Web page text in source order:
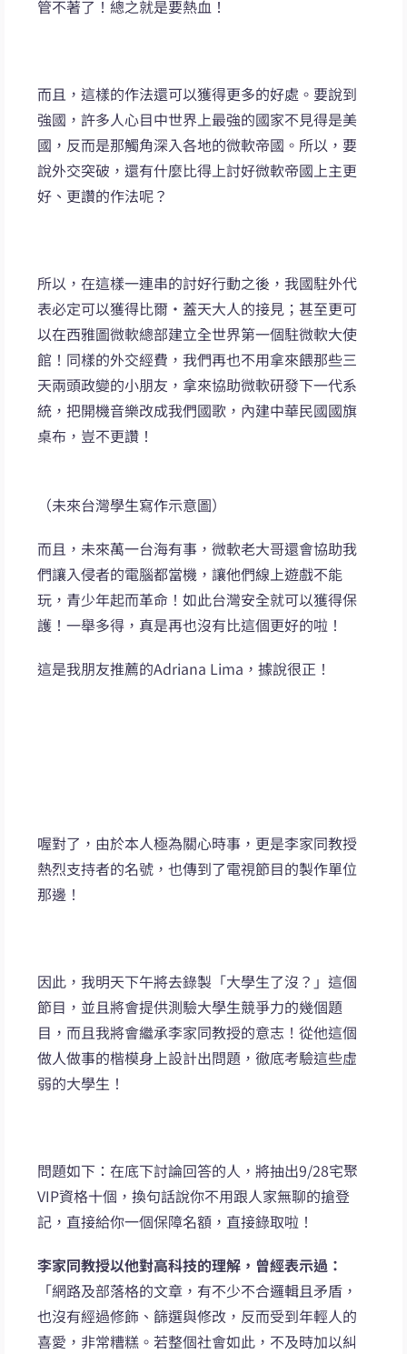
管不著了！總之就是要熱血！
而且，這樣的作法還可以獲得更多的好處。要說到
強國，許多人心目中世界上最強的國家不見得是美
國，反而是那觸角深入各地的微軟帝國。所以，要
說外交突破，還有什麼比得上討好微軟帝國上主更
好、更讚的作法呢？
所以，在這樣一連串的討好行動之後，我國駐外代
表必定可以獲得比爾‧蓋天大人的接見；甚至更可
以在西雅圖微軟總部建立全世界第一個駐微軟大使
館！同樣的外交經費，我們再也不用拿來餵那些三
天兩頭政變的小朋友，拿來協助微軟研發下一代系
統，把開機音樂改成我們國歌，內建中華民國國旗
桌布，豈不更讚！
（未來台灣學生寫作示意圖）
而且，未來萬一台海有事，微軟老大哥還會協助我
們讓入侵者的電腦都當機，讓他們線上遊戲不能
玩，青少年起而革命！如此台灣安全就可以獲得保
護！一舉多得，真是再也沒有比這個更好的啦！
這是我朋友推薦的Adriana Lima，據說很正！
喔對了，由於本人極為關心時事，更是李家同教授
熱烈支持者的名號，也傳到了電視節目的製作單位
那邊！
因此，我明天下午將去錄製「大學生了沒？」這個
節目，並且將會提供測驗大學生競爭力的幾個題
目，而且我將會繼承李家同教授的意志！從他這個
做人做事的楷模身上設計出問題，徹底考驗這些虛
弱的大學生！
問題如下：在底下討論回答的人，將抽出9/28宅聚
VIP資格十個，換句話說你不用跟人家無聊的搶登
記，直接給你一個保障名額，直接錄取啦！
李家同教授以他對高科技的理解，曾經表示過：
「網路及部落格的文章，有不少不合邏輯且矛盾，
也沒有經過修飾、篩選與修改，反而受到年輕人的
喜愛，非常糟糕。若整個社會如此，不及時加以糾